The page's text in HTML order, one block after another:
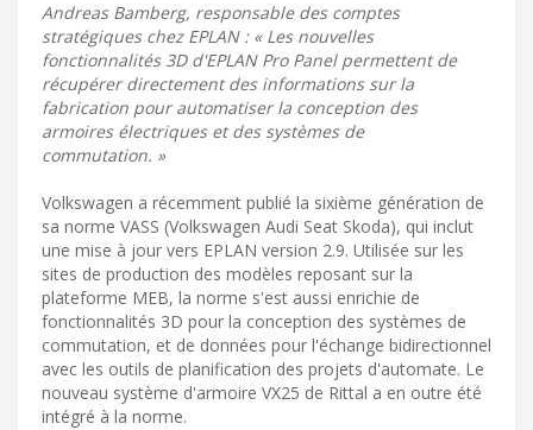
Andreas Bamberg, responsable des comptes
stratégiques chez EPLAN : « Les nouvelles
fonctionnalités 3D d'EPLAN Pro Panel permettent de
récupérer directement des informations sur la
fabrication pour automatiser la conception des
armoires électriques et des systèmes de
commutation. »
Volkswagen a récemment publié la sixième génération de
sa norme VASS (Volkswagen Audi Seat Skoda), qui inclut
une mise à jour vers EPLAN version 2.9. Utilisée sur les
sites de production des modèles reposant sur la
plateforme MEB, la norme s'est aussi enrichie de
fonctionnalités 3D pour la conception des systèmes de
commutation, et de données pour l'échange bidirectionnel
avec les outils de planification des projets d'automate. Le
nouveau système d'armoire VX25 de Rittal a en outre été
intégré à la norme.